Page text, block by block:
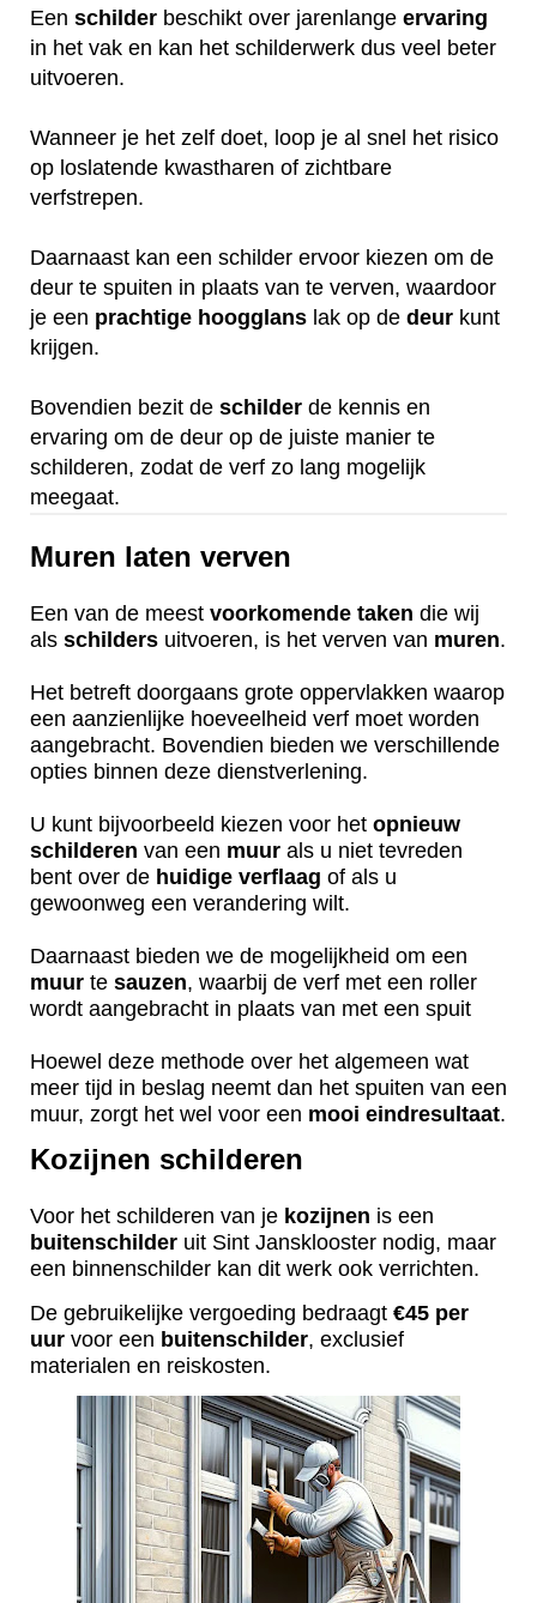
Een schilder beschikt over jarenlange ervaring
in het vak en kan het schilderwerk dus veel beter
uitvoeren.
Wanneer je het zelf doet, loop je al snel het risico
op loslatende kwastharen of zichtbare
verfstrepen.
Daarnaast kan een schilder ervoor kiezen om de
deur te spuiten in plaats van te verven, waardoor
je een prachtige hoogglans lak op de deur kunt
krijgen.
Bovendien bezit de schilder de kennis en
ervaring om de deur op de juiste manier te
schilderen, zodat de verf zo lang mogelijk
meegaat.
Muren laten verven
Een van de meest voorkomende taken die wij
als schilders uitvoeren, is het verven van muren.
Het betreft doorgaans grote oppervlakken waarop
een aanzienlijke hoeveelheid verf moet worden
aangebracht. Bovendien bieden we verschillende
opties binnen deze dienstverlening.
U kunt bijvoorbeeld kiezen voor het opnieuw
schilderen van een muur als u niet tevreden
bent over de huidige verflaag of als u
gewoonweg een verandering wilt.
Daarnaast bieden we de mogelijkheid om een
muur te sauzen, waarbij de verf met een roller
wordt aangebracht in plaats van met een spuit
Hoewel deze methode over het algemeen wat
meer tijd in beslag neemt dan het spuiten van een
muur, zorgt het wel voor een mooi eindresultaat.
Kozijnen schilderen
Voor het schilderen van je kozijnen is een
buitenschilder uit Sint Jansklooster nodig, maar
een binnenschilder kan dit werk ook verrichten.
De gebruikelijke vergoeding bedraagt €45 per
uur voor een buitenschilder, exclusief
materialen en reiskosten.